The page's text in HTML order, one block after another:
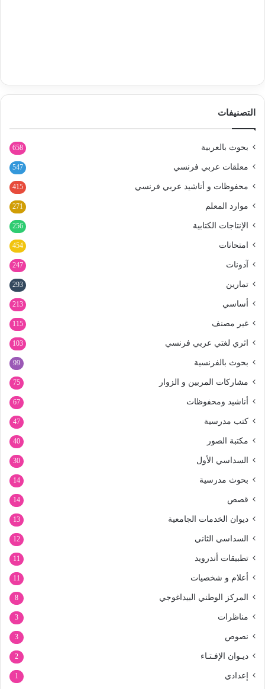
التصنيفات
بحوث بالعربية 658
معلقات عربي فرنسي 547
محفوظات و أناشيد عربي فرنسي 415
موارد المعلم 271
الإنتاجات الكتابية 256
امتحانات 454
آدونات 247
تمارين 293
أساسي 213
غير مصنف 115
اثري لغتي عربي فرنسي 103
بحوث بالفرنسية 99
مشاركات المربين و الزوار 75
أناشيد ومحفوظات 67
كتب مدرسية 47
مكتبة الصور 40
السداسي الأول 30
بحوث مدرسية 14
قصص 14
ديوان الخدمات الجامعية 13
السداسي الثاني 12
تطبيقات أندرويد 11
أعلام و شخصيات 11
المركز الوطني البيداغوجي 8
مناظرات 3
نصوص 3
ديـوان الإفـتـاء 2
إعدادي 1